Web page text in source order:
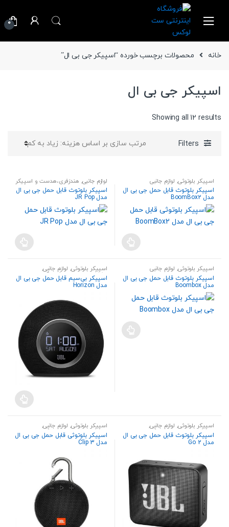
0
خانه محصولات برچسب خورده “اسپیکر جی بی ال”
اسپیکر جی بی ال
Showing all 12 results
Sorted
price:
Filters
اسپیکر بلوتوثی, لوازم جانبی
اسپیکر بلوتوث قابل حمل جی بی ال
مدل BoomBox2
لوازم جانبی, هندزفری،هدست و اسپیکر
اسپیکر بلوتوث قابل حمل جی بی ال
مدل JR Pop
اسپیکر بلوتوثی, لوازم جانبی
اسپیکر بلوتوث قابل حمل جی بی ال
مدل Boombox
اسپیکر بلوتوثی, لوازم جانبی,
هندزفری،هدست و اسپیکر
اسپیکر بی‌سیم قابل حمل جی بی ال
مدل Horizon
اسپیکر بلوتوثی, لوازم جانبی,
هندزفری،هدست و اسپیکر
اسپیکر بلوتوث قابل حمل جی بی ال
مدل Go 2
اسپیکر بلوتوثی, لوازم جانبی,
هندزفری،هدست و اسپیکر
اسپیکر بلوتوثی قابل حمل جی بی ال
مدل Clip 3